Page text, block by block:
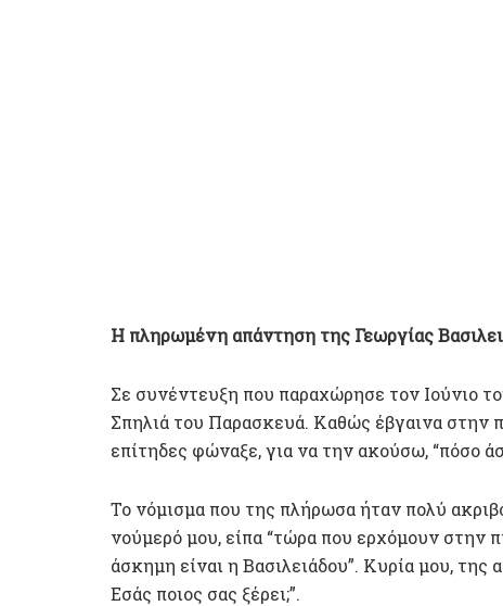
Η πληρωμένη απάντηση της Γεωργίας
Σε συνέντευξη που παραχώρησε τον Ιούνιο
Σπηλιά του Παρασκευά. Καθώς έβγαινα στην
επίτηδες φώναξε, για να την ακούσω, “πόσο
Το νόμισμα που της πλήρωσα ήταν πολύ
νούμερό μου, είπα “τώρα που ερχόμουν στην
άσκημη είναι η Βασιλειάδου”. Κυρία μου,
Εσάς ποιος σας ξέρει;”.